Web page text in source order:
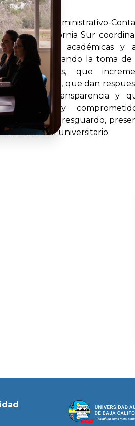
El Archivo Administrativo-
de Baja California Sur
las unidades académicas y
procesos logrando la toma de
documentales, que
administrativa, que dan
pública y transparencia y
profesional y
organización, resguardo,
documental universitario.